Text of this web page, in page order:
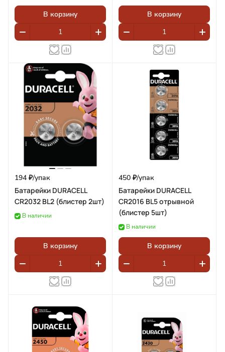
В корзину В корзину
194 ₽/упак
Батарейки DURACELL
CR2032 BL2 (блистер 2шт)
В наличии
В корзину
450 ₽/упак
Батарейки DURACELL
CR2016 BL5 отрывной
(блистер 5шт)
В наличии
В корзину